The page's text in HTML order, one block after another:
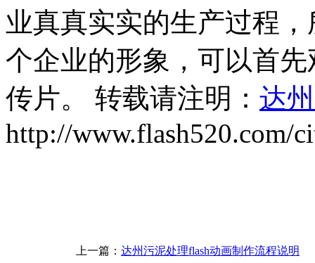
业真真实实的生产过程
个企业的形象，可以首
传片。 转载请注明： 达
http://www.flash520.com/
上一篇： 达州污泥处理flash动画制作流程说明